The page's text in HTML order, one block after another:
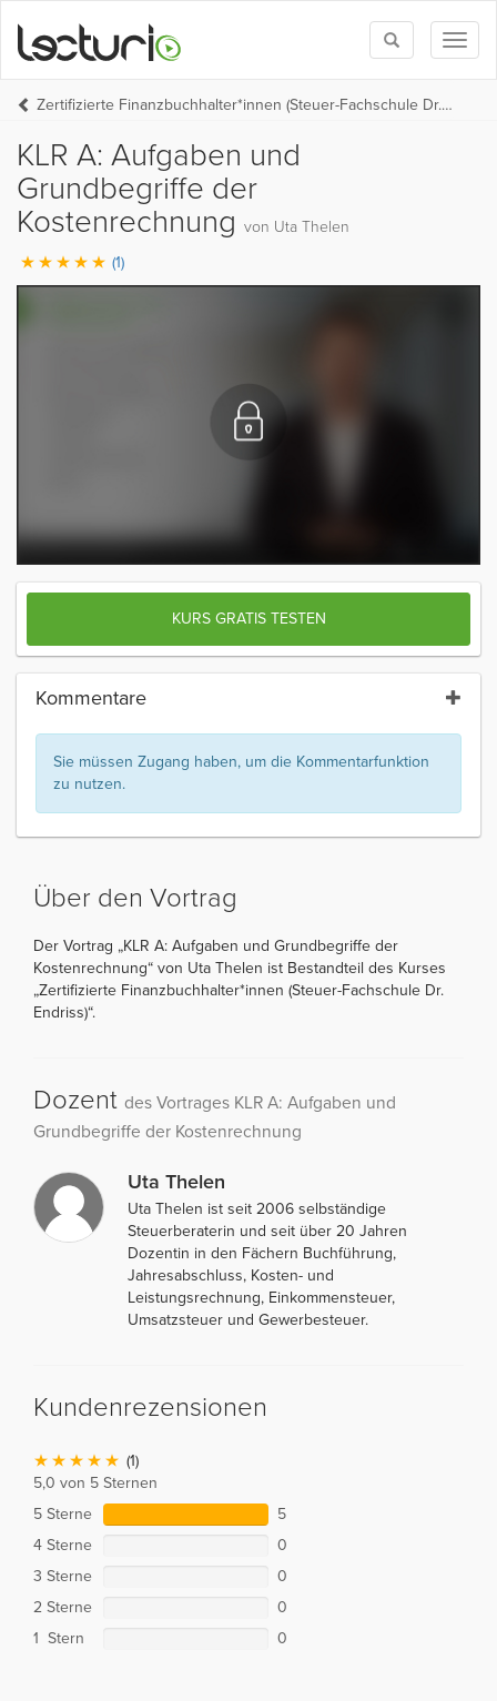
Toggle
search
Zertifizierte Finanzbuchhalter*innen (Steuer-Fachschule Dr. Endriss)
KLR A: Aufgaben und
Grundbegriffe der
Kostenrechnung von Uta Thelen
(1)
KURS GRATIS TESTEN
Kommentare
Sie müssen Zugang haben, um die Kommentarfunktion
zu nutzen.
Über den Vortrag
Der Vortrag „KLR A: Aufgaben und Grundbegriffe der
Kostenrechnung“ von Uta Thelen ist Bestandteil des Kurses
„Zertifizierte Finanzbuchhalter*innen (Steuer-Fachschule Dr.
Endriss)“.
Dozent des Vortrages KLR A: Aufgaben und
Grundbegriffe der Kostenrechnung
Uta Thelen
Uta Thelen ist seit 2006 selbständige
Steuerberaterin und seit über 20 Jahren
Dozentin in den Fächern Buchführung,
Jahresabschluss, Kosten- und
Leistungsrechnung, Einkommensteuer,
Umsatzsteuer und Gewerbesteuer.
Kundenrezensionen
(1)
5,0 von 5 Sternen
5 Sterne
5
4 Sterne
0
3 Sterne
0
2 Sterne
0
1 Stern
0